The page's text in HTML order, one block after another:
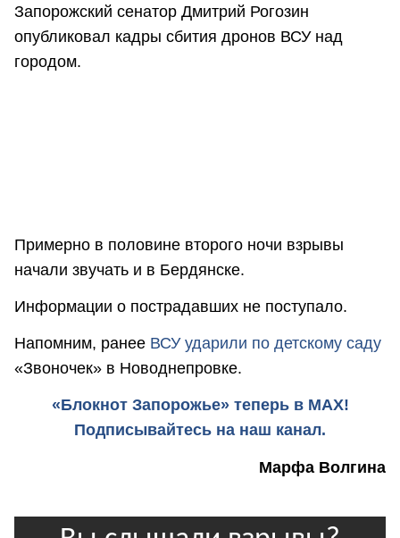
Запорожский сенатор Дмитрий Рогозин
опубликовал кадры сбития дронов ВСУ над
городом.
Примерно в половине второго ночи взрывы
начали звучать и в Бердянске.
Информации о пострадавших не поступало.
Напомним, ранее ВСУ ударили по детскому саду
«Звоночек» в Новоднепровке.
«Блокнот Запорожье» теперь в MAX!
Подписывайтесь на наш канал.
Марфа Волгина